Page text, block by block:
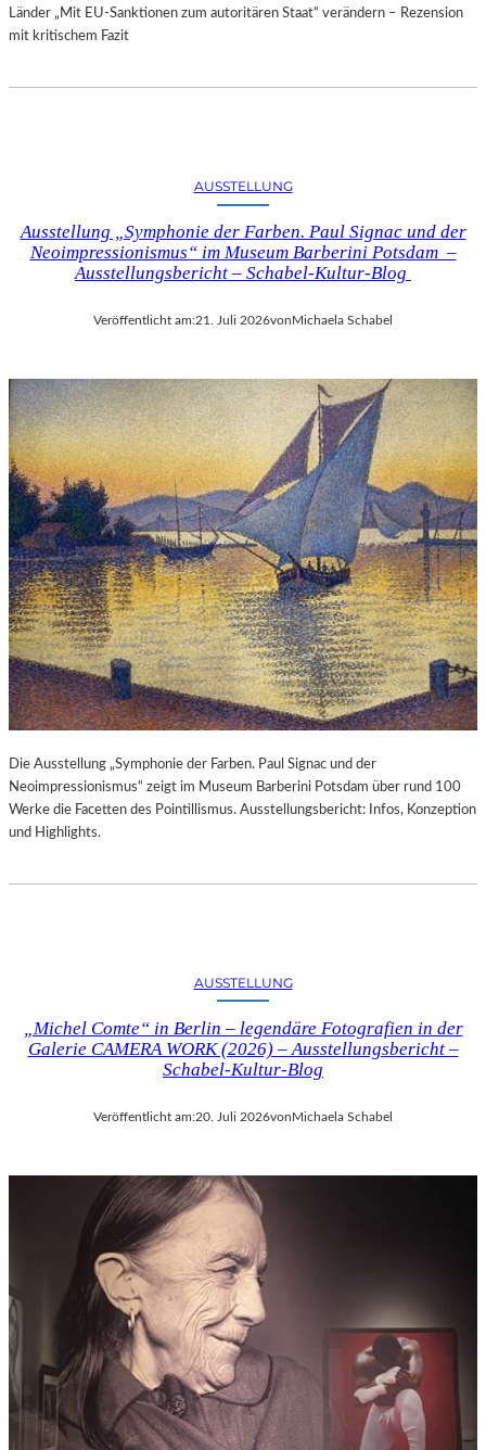
Länder „Mit EU-Sanktionen zum autoritären Staat“ verändern – Rezension
mit kritischem Fazit
AUSSTELLUNG
Ausstellung „Symphonie der Farben. Paul Signac und der
Neoimpressionismus“ im Museum Barberini Potsdam –
Ausstellungsbericht – Schabel-Kultur-Blog
Veröffentlicht am:21. Juli 2026von Michaela Schabel
Die Ausstellung „Symphonie der Farben. Paul Signac und der
Neoimpressionismus“ zeigt im Museum Barberini Potsdam über rund 100
Werke die Facetten des Pointillismus. Ausstellungsbericht: Infos, Konzeption
und Highlights.
AUSSTELLUNG
„Michel Comte“ in Berlin – legendäre Fotografien in der
Galerie CAMERA WORK (2026) – Ausstellungsbericht –
Schabel-Kultur-Blog
Veröffentlicht am:20. Juli 2026vonMichaela Schabel